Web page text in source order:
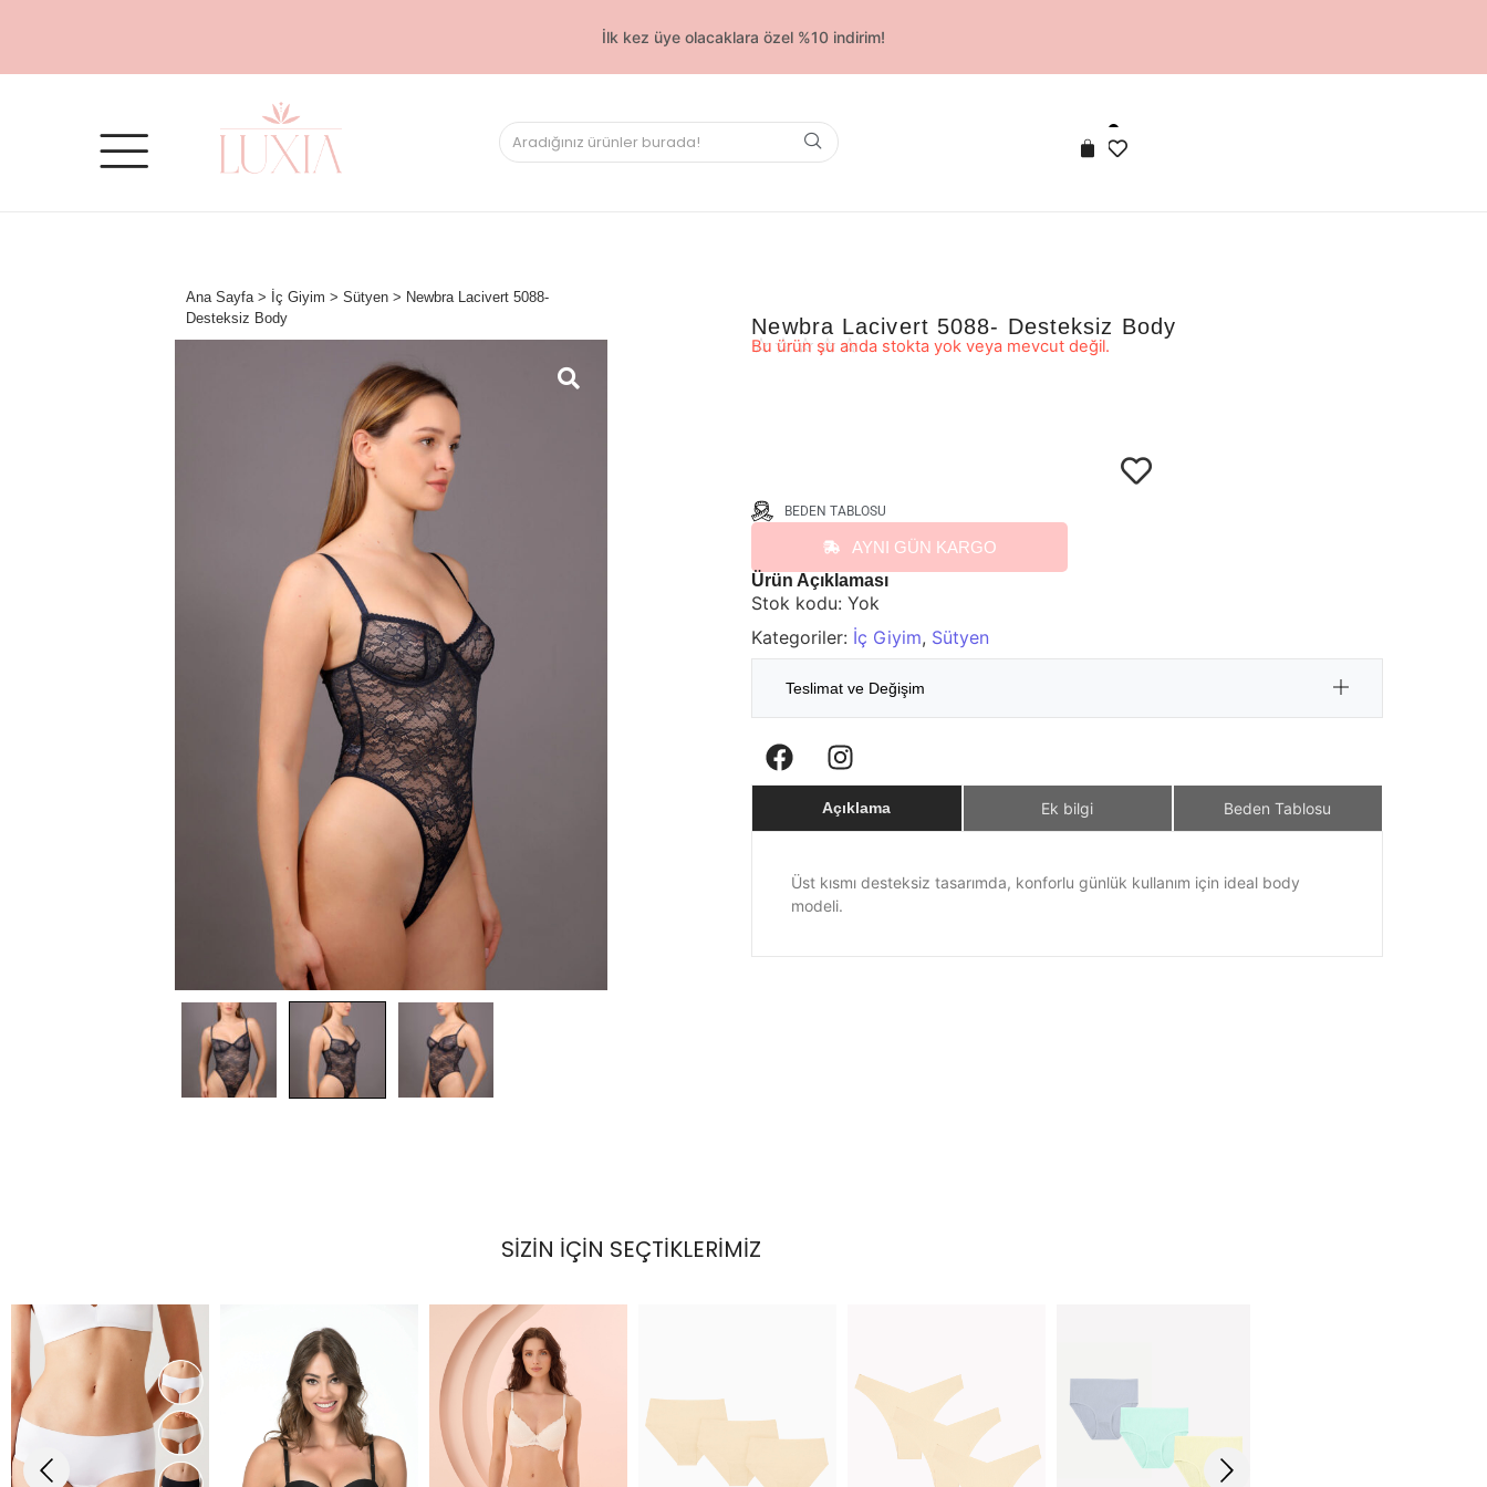
İlk kez üye olacaklara özel %10 indirim!
Ana Sayfa> İç Giyim > Sütyen> Newbra Lacivert 5088-
Desteksiz Body
Newbra Lacivert 5088- Desteksiz Body
☆☆☆☆☆
Bu ürün şu anda stokta yok veya mevcut değil.
BEDEN TABLOSU
AYNI GÜN KARGO
Ürün Açıklaması
Stok kodu:Yok
Kategoriler: İç Giyim, Sütyen
Teslimat ve Değişim
Açıklama Ek bilgi Beden Tablosu
Üst kısmı desteksiz tasarımda, konforlu günlük kullanım için ideal body
modeli.
SİZİN İÇİN SEÇTİKLERİMİZ